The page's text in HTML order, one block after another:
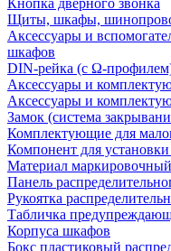
Кнопка дверного звонка
Щиты, шкафы,
Аксессуары и
шкафов
DIN-рейка (с Ω-
Аксессуары и
Аксессуары и
Замок (система
Комплектующие для
Компонент для
Материал
Панель
Рукоятка
Табличка
Корпуса шкафов
Бокс пластиковый